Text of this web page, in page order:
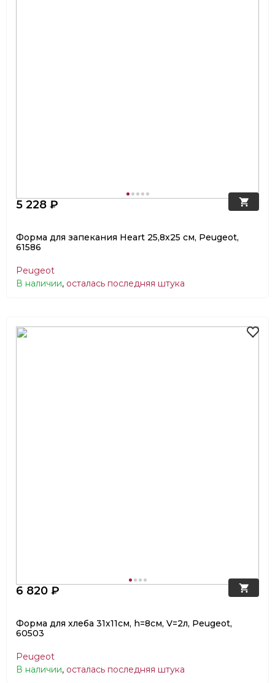
5 228 ₽
Форма для запекания Heart 25,8х25 см, Peugeot,
61586
Peugeot
В наличии, осталась последняя штука
6 820 ₽
Форма для хлеба 31х11см, h=8см, V=2л, Peugeot,
60503
Peugeot
В наличии, осталась последняя штука